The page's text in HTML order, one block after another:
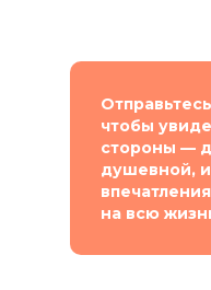
чтобы
стороны —
душевной, и
на всю